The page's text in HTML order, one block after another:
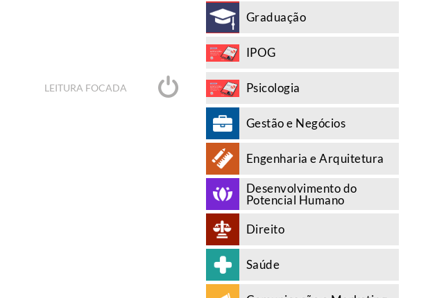
LEITURA FOCADA
Graduação
IPOG
Psicologia
Gestão e Negócios
Engenharia e Arquitetura
Desenvolvimento do
Potencial Humano
Direito
Saúde